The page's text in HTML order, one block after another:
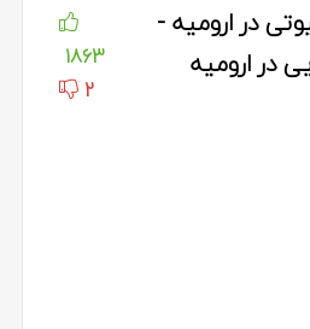
در ارومیه -
در ارومیه
1863
2